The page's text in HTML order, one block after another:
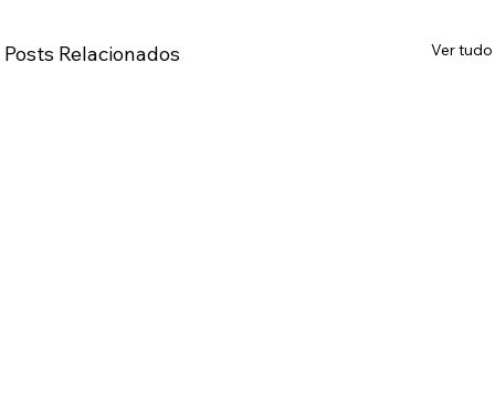
Posts Relacionados Ver tudo